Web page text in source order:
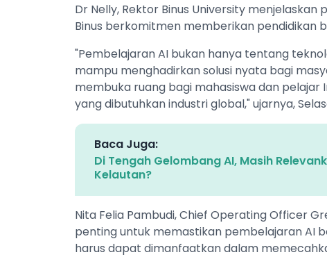
Dr Nelly, Rektor Binus University
Binus berkomitmen memberikan pendidikan
"Pembelajaran AI bukan hanya tentang
mampu menghadirkan solusi nyata bagi
membuka ruang bagi mahasiswa dan
yang dibutuhkan industri global," ujarnya,
Baca Juga:
Di Tengah Gelombang AI, Masih
Kelautan?
Nita Felia Pambudi, Chief Operating Officer
penting untuk memastikan pembelajaran AI
harus dapat dimanfaatkan dalam